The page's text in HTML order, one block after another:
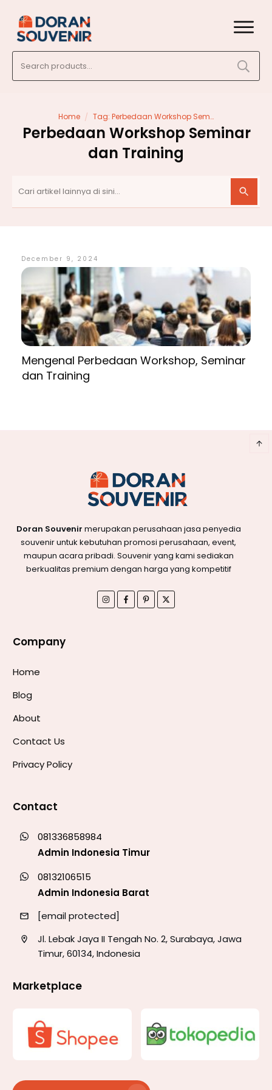
for:
Home / Tag: Perbedaan Workshop Seminar dan Training
Perbedaan Workshop Seminar
dan Training
December 9, 2024
Mengenal Perbedaan Workshop, Seminar
dan Training
Doran Souvenir merupakan perusahaan jasa penyedia
souvenir untuk kebutuhan promosi perusahaan, event,
maupun acara pribadi. Souvenir yang kami sediakan
berkualitas premium dengan harga yang kompetitif
Company
Home
Blog
About
Contact Us
Privacy Policy
Contact
081336858984
Admin Indonesia Timur
08132106515
Admin Indonesia Barat
[email protected]
Jl. Lebak Jaya II Tengah No. 2, Surabaya, Jawa
Timur, 60134, Indonesia
Marketplace